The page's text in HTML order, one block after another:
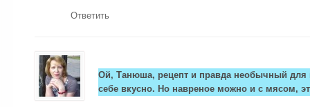
Ответить
Ой, Танюша, рецепт и правда необычный для
себе вкусно. Но навреное можно и с мясом,